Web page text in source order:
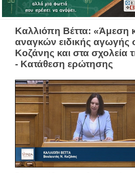
Καλλιόπη Βέττα: «Άμεση
αναγκών ειδικής αγωγής
Κοζάνης και στα σχολεία
- Κατάθεση ερώτησης